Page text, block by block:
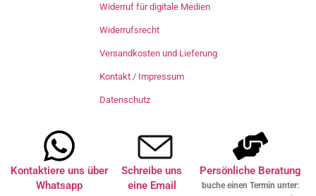
Widerruf für digitale Medien
Widerrufsrecht
Versandkosten und Lieferung
Kontakt / Impressum
Datenschutz
Kontaktiere uns über
Whatsapp
Schreibe uns
eine Email
Persönliche Beratung
buche einen Termin unter: